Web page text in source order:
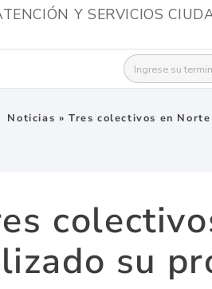
Y SERVICIOS
Buscar:
Noticias » Tres colectivos en
su